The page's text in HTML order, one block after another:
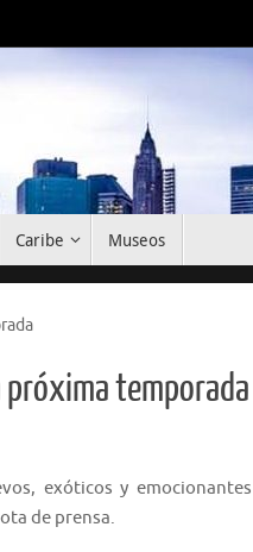
Caribe Museos
próxima temporada
exóticos y emocionantes
de prensa.